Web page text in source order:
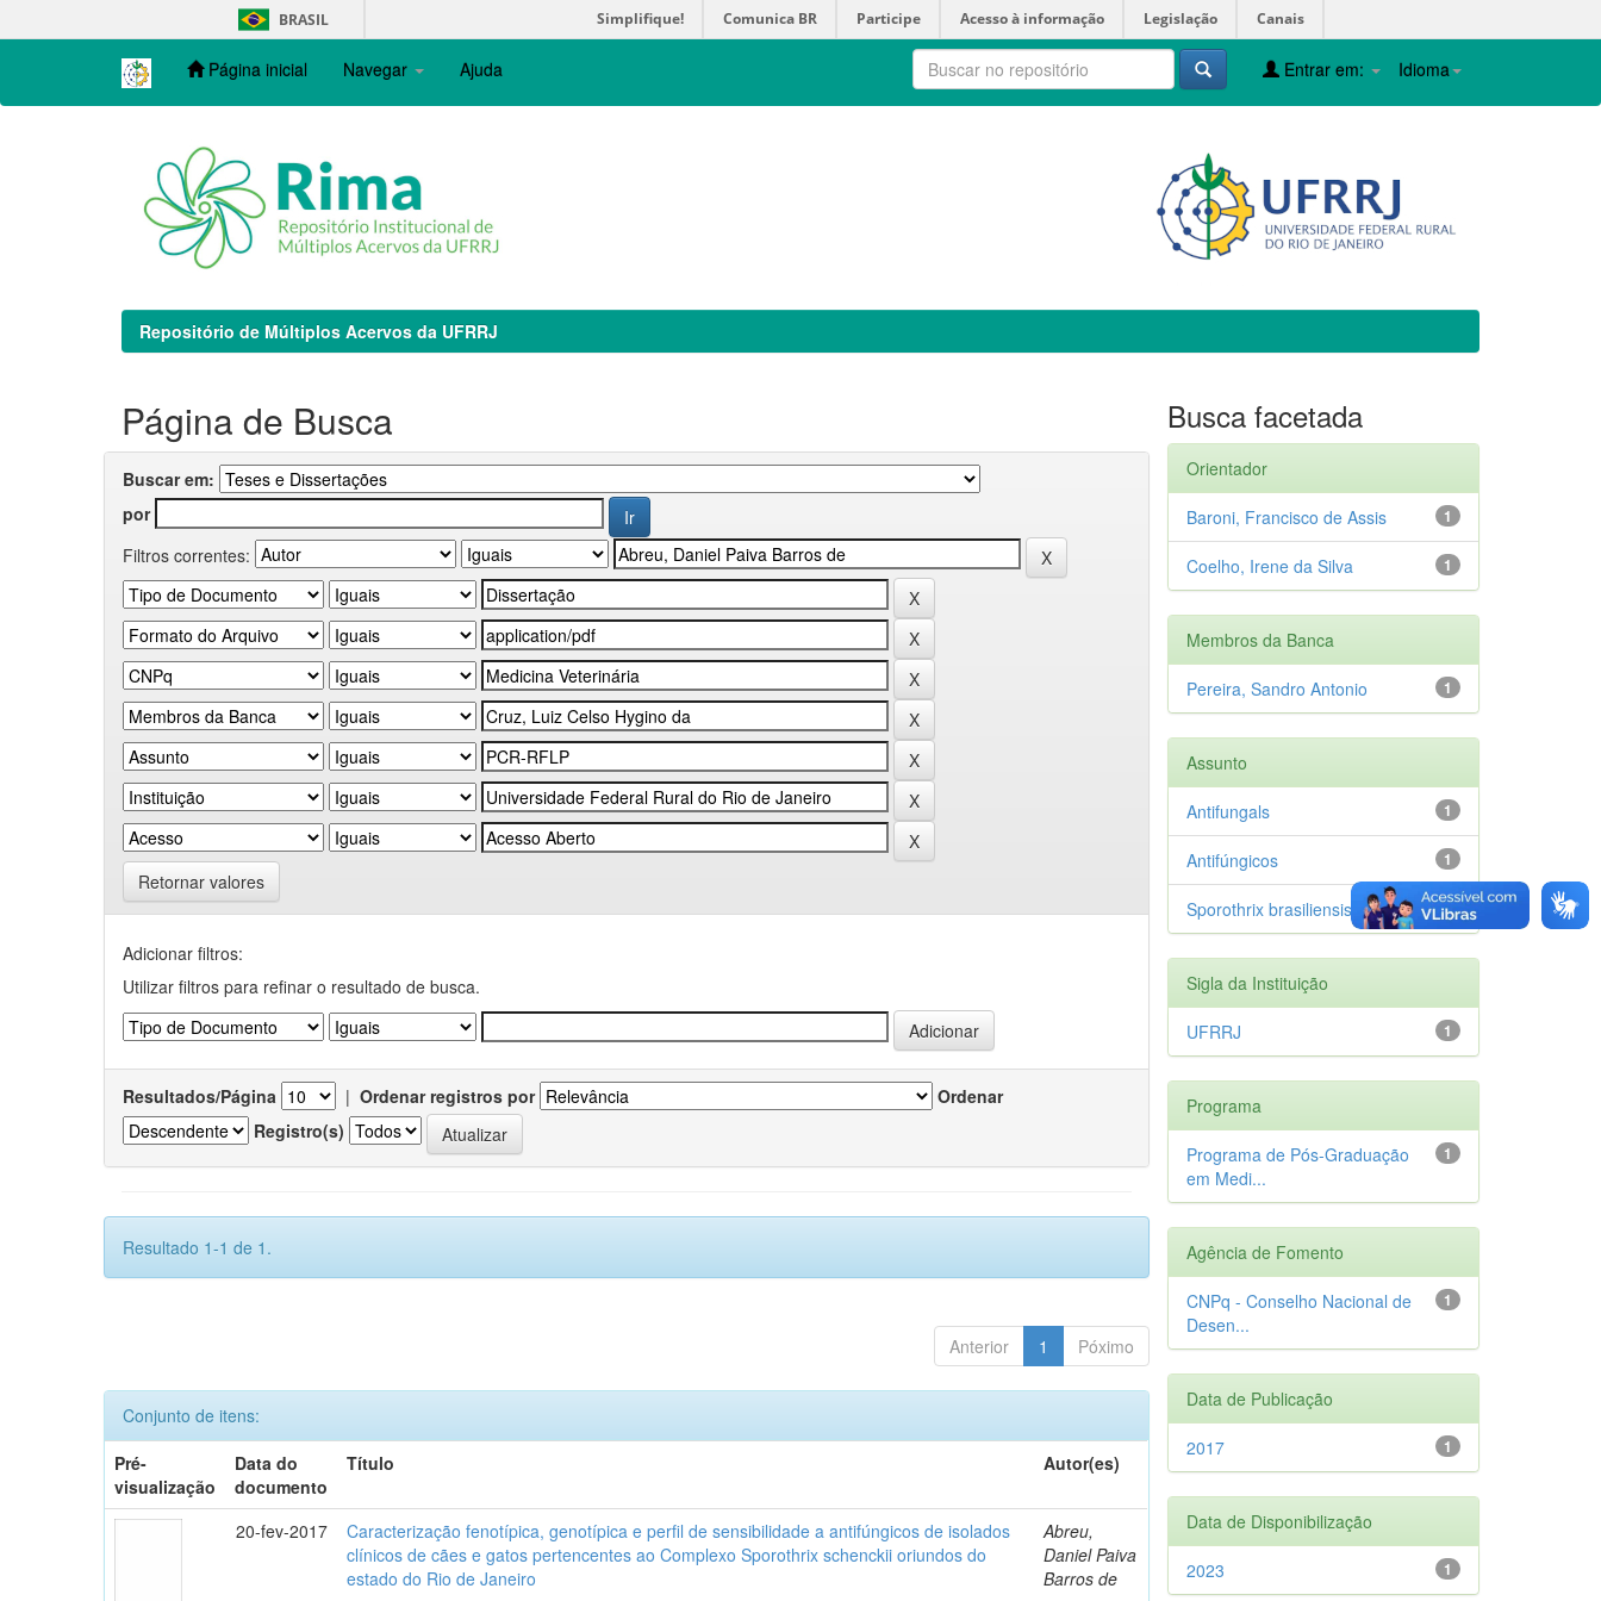
navigation
BRASIL Simplifique! Comunica BR Participe Acesso à informação Legislação Canais
Página inicial Navegar Ajuda Idioma
Entrar em:
Repositório de Múltiplos Acervos da UFRRJ
Página de Busca
Buscar em:
por
Filtros correntes:
Retornar valores
Adicionar filtros:
Utilizar filtros para refinar o resultado de busca.
Resultados/Página | Ordenar registros por
Ordenar
Registro(s)
Resultado 1-1 de 1.
Anterior 1 Póximo
Conjunto de itens:
Pré-
visualização
Data do
documento
Título Autor(es)
20-fev-2017
Caracterização fenotípica, genotípica e perfil de sensibilidade a antifúngicos de isolados
clínicos de cães e gatos pertencentes ao Complexo Sporothrix schenckii oriundos do
estado do Rio de Janeiro
Abreu,
Daniel Paiva
Barros de
Busca facetada
Orientador
1
Baroni, Francisco de Assis
1
Coelho, Irene da Silva
Membros da Banca
1
Pereira, Sandro Antonio
Assunto
1
Antifungals
1
Antifúngicos
1
Sporothrix brasiliensis
Sigla da Instituição
1
UFRRJ
Programa
1
Programa de Pós-Graduação
em Medi...
Agência de Fomento
1
CNPq - Conselho Nacional de
Desen...
Data de Publicação
1
2017
Data de Disponibilização
1
2023